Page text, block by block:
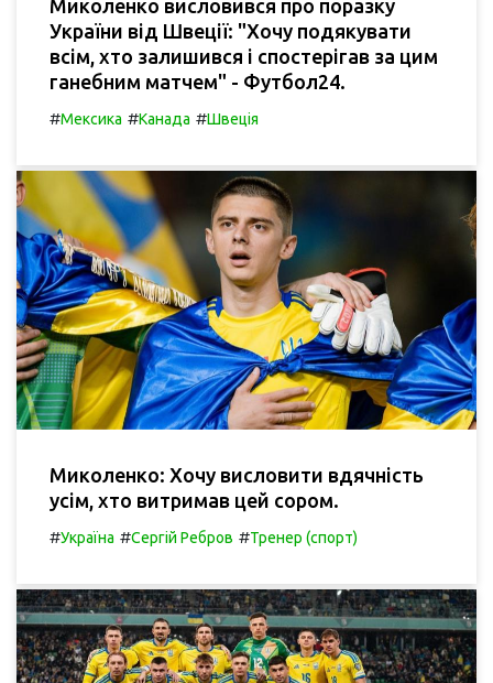
Миколенко висловився про поразку
України від Швеції: "Хочу подякувати
всім, хто залишився і спостерігав за цим
ганебним матчем" - Футбол24.
#Мексика #Канада #Швеція
Миколенко: Хочу висловити вдячність
усім, хто витримав цей сором.
#Україна #Сергій Ребров #Тренер (спорт)